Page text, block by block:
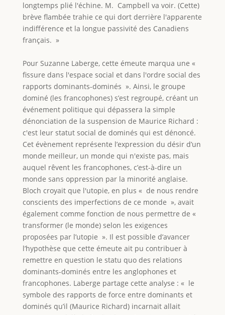
longtemps plié l'échine. M. Campbell va voir. (Cette)
brève flambée trahie ce qui dort derrière l'apparente
indifférence et la longue passivité des Canadiens
français. »
Pour Suzanne Laberge, cette émeute marqua une «
fissure dans l'espace social et dans l'ordre social des
rapports dominants-dominés ». Ainsi, le groupe
dominé (les francophones) s’est regroupé, créant un
événement politique qui dépassera la simple
dénonciation de la suspension de Maurice Richard :
c'est leur statut social de dominés qui est dénoncé.
Cet évènement représente l’expression du désir d’un
monde meilleur, un monde qui n'existe pas, mais
auquel rêvent les francophones, c’est-à-dire un
monde sans oppression par la minorité anglaise.
Bloch croyait que l'utopie, en plus « de nous rendre
conscients des imperfections de ce monde », avait
également comme fonction de nous permettre de «
transformer (le monde) selon les exigences
proposées par l’utopie ». Il est possible d’avancer
l’hypothèse que cette émeute ait pu contribuer à
remettre en question le statu quo des relations
dominants-dominés entre les anglophones et
francophones. Laberge partage cette analyse : « le
symbole des rapports de force entre dominants et
dominés qu’il (Maurice Richard) incarnait allait